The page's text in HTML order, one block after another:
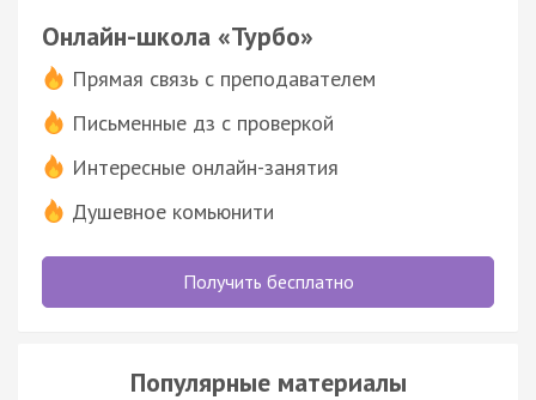
Онлайн-школа «Турбо»
Прямая связь с преподавателем
Письменные дз с проверкой
Интересные онлайн-занятия
Душевное комьюнити
Получить бесплатно
Популярные материалы